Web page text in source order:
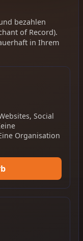
bezahlen
of Record).
in Ihrem
Social
Organisation